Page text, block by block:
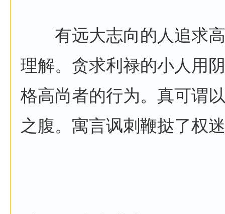
有远大志向的人追求高
理解。贪求利禄的小人用
格高尚者的行为。真可谓
之腹。寓言讽刺鞭挞了权